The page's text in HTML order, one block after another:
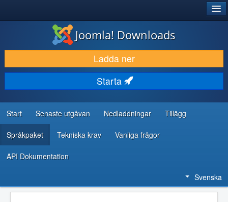
LADDA NER & UTÖKA
UPPTÄCK & LÄR
GEMENSKAP & SUPPORT
RESURSER FÖR UTVECKLARE
Joomla! Downloads
Ladda ner
Starta
Start Senaste utgåvan Nedladdningar Tillägg
Språkpaket Tekniska krav Vanliga frågor
API Dokumentation
Svenska